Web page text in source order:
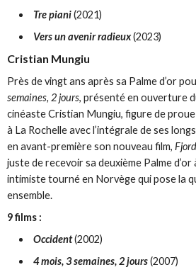
Tre piani(2021)
Vers un avenir radieux(2023)
Cristian Mungiu
Près de vingt ans après sa Palme d’or
semaines, 2 jours, présenté en ouverture
cinéaste Cristian Mungiu, figure de
à La Rochelle avec l’intégrale de ses
en avant-première son nouveau film,
juste de recevoir sa deuxième Palme d’or
intimiste tourné en Norvège qui pose la
ensemble.
9 films :
Occident(2002)
4 mois, 3 semaines, 2 jours(2007)